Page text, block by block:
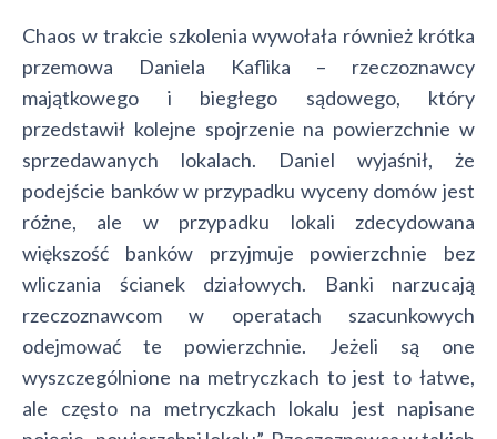
Chaos w trakcie szkolenia wywołała również krótka
przemowa Daniela Kaflika – rzeczoznawcy
majątkowego i biegłego sądowego, który
przedstawił kolejne spojrzenie na powierzchnie w
sprzedawanych lokalach. Daniel wyjaśnił, że
podejście banków w przypadku wyceny domów jest
różne, ale w przypadku lokali zdecydowana
większość banków przyjmuje powierzchnie bez
wliczania ścianek działowych. Banki narzucają
rzeczoznawcom w operatach szacunkowych
odejmować te powierzchnie. Jeżeli są one
wyszczególnione na metryczkach to jest to łatwe,
ale często na metryczkach lokalu jest napisane